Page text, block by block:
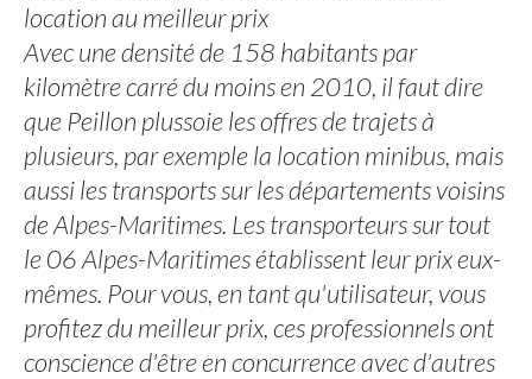
location au meilleur prix
Avec une densité de 158 habitants par
kilomètre carré du moins en 2010, il faut dire
que Peillon plussoie les offres de trajets à
plusieurs, par exemple la location minibus, mais
aussi les transports sur les départements voisins
de Alpes-Maritimes. Les transporteurs sur tout
le 06 Alpes-Maritimes établissent leur prix eux-
mêmes. Pour vous, en tant qu'utilisateur, vous
profitez du meilleur prix, ces professionnels ont
conscience d'être en concurrence avec d'autres